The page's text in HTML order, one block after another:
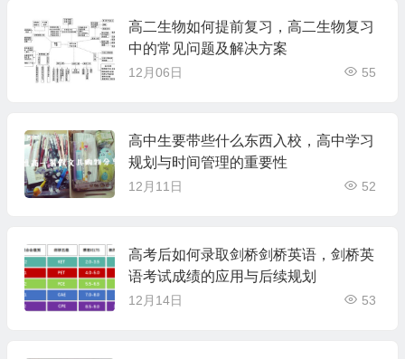
高二生物如何提前复习，高二生物复习
中的常见问题及解决方案
12月06日 55
高中生要带些什么东西入校，高中学习
规划与时间管理的重要性
12月11日 52
高考后如何录取剑桥剑桥英语，剑桥英
语考试成绩的应用与后续规划
12月14日 53